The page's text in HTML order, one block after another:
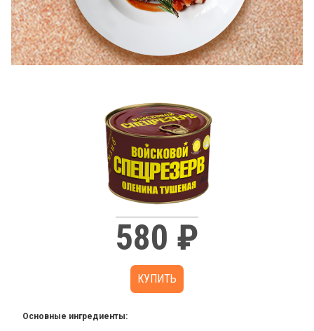
580 ₽
КУПИТЬ
Основные ингредиенты: